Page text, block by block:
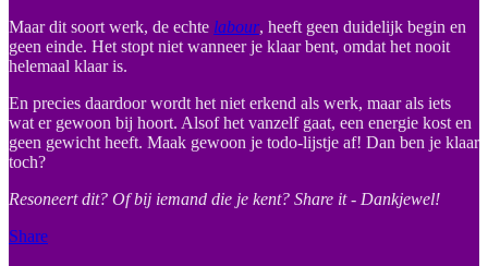
Maar dit soort werk, de echte labour, heeft geen duidelijk begin en
geen einde. Het stopt niet wanneer je klaar bent, omdat het nooit
helemaal klaar is.
En precies daardoor wordt het niet erkend als werk, maar als iets
wat er gewoon bij hoort. Alsof het vanzelf gaat, een energie kost en
geen gewicht heeft. Maak gewoon je todo-lijstje af! Dan ben je klaar
toch?
Resoneert dit? Of bij iemand die je kent? Share it - Dankjewel!
Share